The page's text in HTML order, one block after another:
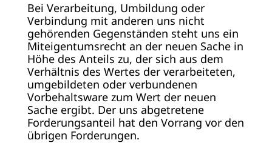
Bei Verarbeitung, Umbildung oder
Verbindung mit anderen uns nicht
gehörenden Gegenständen steht uns ein
Miteigentumsrecht an der neuen Sache in
Höhe des Anteils zu, der sich aus dem
Verhältnis des Wertes der verarbeiteten,
umgebildeten oder verbundenen
Vorbehaltsware zum Wert der neuen
Sache ergibt. Der uns abgetretene
Forderungsanteil hat den Vorrang vor den
übrigen Forderungen.